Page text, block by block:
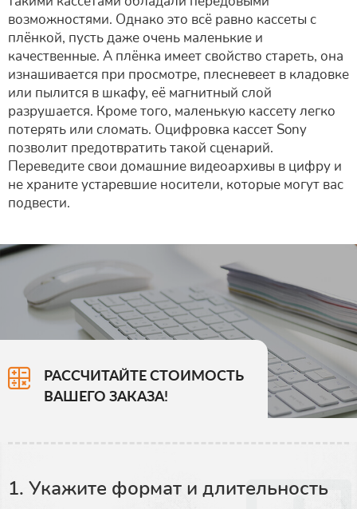
возможностями. Однако это всё равно кассеты с
плёнкой, пусть даже очень маленькие и
качественные. А плёнка имеет свойство стареть, она
изнашивается при просмотре, плесневеет в кладовке
или пылится в шкафу, её магнитный слой
разрушается. Кроме того, маленькую кассету легко
потерять или сломать. Оцифровка кассет Sony
позволит предотвратить такой сценарий.
Переведите свои домашние видеоархивы в цифру и
не храните устаревшие носители, которые могут вас
подвести.
РАССЧИТАЙТЕ СТОИМОСТЬ
ВАШЕГО ЗАКАЗА!
1. Укажите формат и длительность